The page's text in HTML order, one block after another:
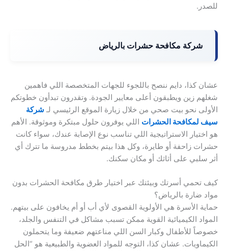
للصدر.
شركة مكافحة حشرات بالرياض
عشان كذا، دايم ننصح باللجوء للجهات المتخصصة اللي فاهمين
شغلهم زين ويطبقون أعلى معايير الجودة. وتقدرون تبدأون خطوتكم
الأولى نحو بيت صحي من خلال زيارة الموقع الرئيسي لـ شركة
سيف لمكافحة الحشرات اللي يوفرون حلول مبتكرة وموثوقة. الأهم
هو اختيار الاستراتيجية اللي تناسب نوع الإصابة عندك، سواء كانت
حشرات زاحفة أو طايرة، وكل هذا بيتم بخطط مدروسة ما تترك أي
أثر سلبي على أثاثك أو مكان سكنك.
كيف تحمي أسرتك وبيئتك عبر اختيار طرق مكافحة الحشرات بدون
مواد ضارة بالرياض؟
حماية الأسرة هي الأولوية القصوى لأي أب أو أم يخافون على بيتهم.
المواد الكيميائية القوية ممكن تسبب مشاكل في التنفس والجلد،
خصوصاً للأطفال وكبار السن اللي مناعتهم ضعيفة وما يتحملون
الكيماويات. عشان كذا، التوجه للمواد العضوية والطبيعية هو “الحل